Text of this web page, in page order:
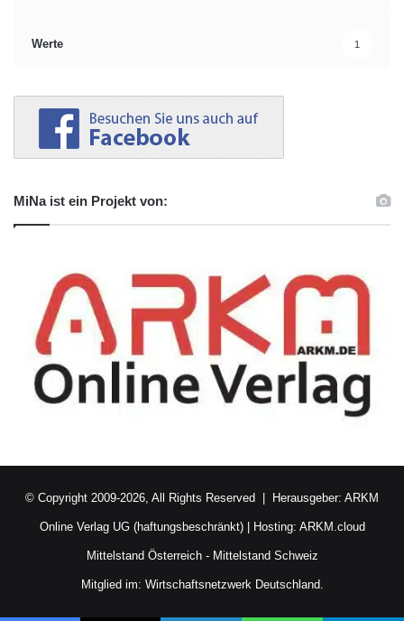
Werte 1
MiNa ist ein Projekt von:
© Copyright 2009-2026, All Rights Reserved | Herausgeber: ARKM
Online Verlag UG (haftungsbeschränkt)| Hosting: ARKM.cloud
Mittelstand Österreich- Mittelstand Schweiz
Mitglied im: Wirtschaftsnetzwerk Deutschland.